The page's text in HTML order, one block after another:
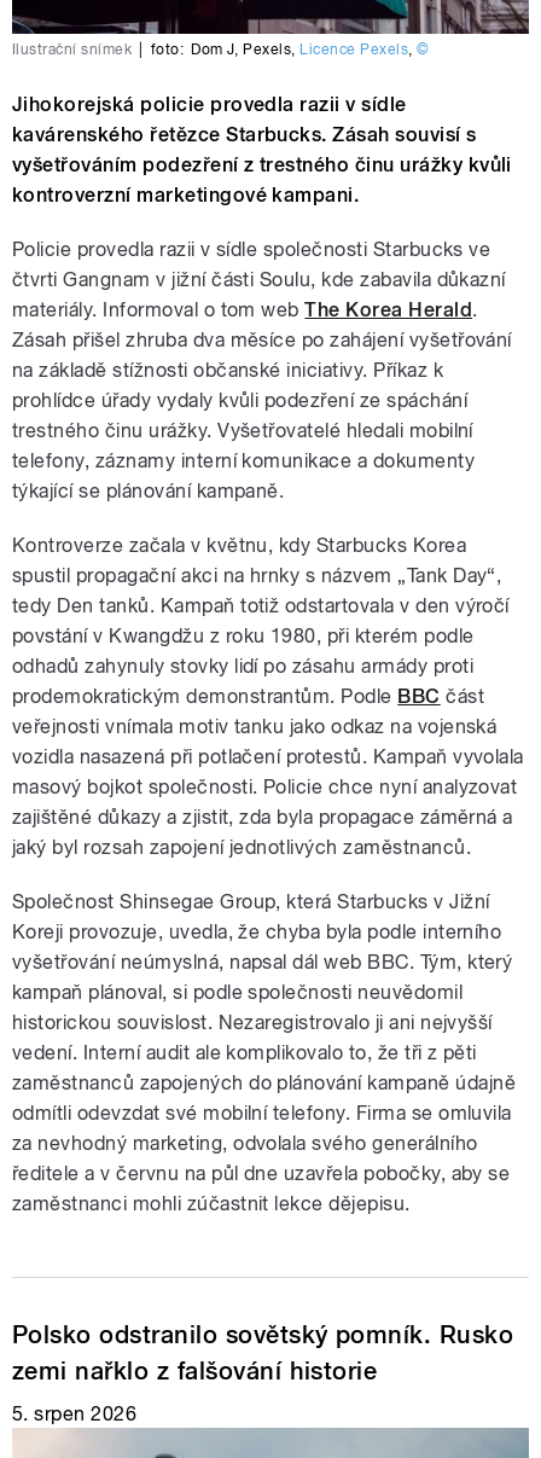
Ilustrační snímek foto: Dom J ,Pexels Licence Pexels ©
Jihokorejská policie provedla razii v sídle
kavárenského řetězce Starbucks. Zásah souvisí s
vyšetřováním podezření z trestného činu urážky kvůli
kontroverzní marketingové kampani.
Policie provedla razii v sídle společnosti Starbucks ve
čtvrti Gangnam v jižní části Soulu, kde zabavila důkazní
materiály. Informoval o tom webThe Korea Herald.
Zásah přišel zhruba dva měsíce po zahájení vyšetřování
na základě stížnosti občanské iniciativy. Příkaz k
prohlídce úřady vydaly kvůli podezření ze spáchání
trestného činu urážky. Vyšetřovatelé hledali mobilní
telefony, záznamy interní komunikace a dokumenty
týkající se plánování kampaně.
Kontroverze začala v květnu, kdy Starbucks Korea
spustil propagační akci na hrnky s názvem „Tank Day“,
tedy Den tanků. Kampaň totiž odstartovala v den výročí
povstání v Kwangdžu z roku 1980, při kterém podle
odhadů zahynuly stovky lidí po zásahu armády proti
prodemokratickým demonstrantům. Podle BBC část
veřejnosti vnímala motiv tanku jako odkaz na vojenská
vozidla nasazená při potlačení protestů. Kampaň vyvolala
masový bojkot společnosti. Policie chce nyní analyzovat
zajištěné důkazy a zjistit, zda byla propagace záměrná a
jaký byl rozsah zapojení jednotlivých zaměstnanců.
Společnost Shinsegae Group, která Starbucks v Jižní
Koreji provozuje, uvedla, že chyba byla podle interního
vyšetřování neúmyslná, napsal dál web BBC. Tým, který
kampaň plánoval, si podle společnosti neuvědomil
historickou souvislost. Nezaregistrovalo ji ani nejvyšší
vedení. Interní audit ale komplikovalo to, že tři z pěti
zaměstnanců zapojených do plánování kampaně údajně
odmítli odevzdat své mobilní telefony. Firma se omluvila
za nevhodný marketing, odvolala svého generálního
ředitele a v červnu na půl dne uzavřela pobočky, aby se
zaměstnanci mohli zúčastnit lekce dějepisu.
Polsko odstranilo sovětský pomník. Rusko
zemi nařklo z falšování historie
5. srpen 2026